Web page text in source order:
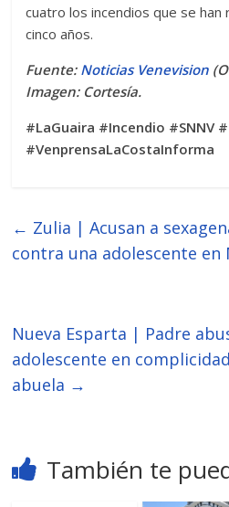
cuatro los incendios que se
cinco años.
Fuente: Noticias Venevision
Imagen: Cortesía.
#LaGuaira #Incendio #SNNV
#VenprensaLaCostaInforma
← Zulia | Acusan a
contra una adolescente en
Nueva Esparta | Padre
adolescente en
abuela →
También te